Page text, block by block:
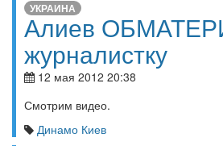
УКРАИНА
Алиев
журналистку
12 мая 2012 20:38
Смотрим видео.
Динамо Киев